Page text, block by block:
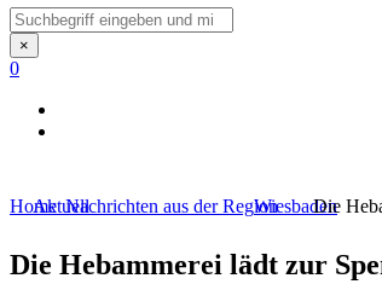
Suchen
×
0
HomeAktuellNachrichten aus der RegionWiesbaden
Die
Die Hebammerei lädt zur